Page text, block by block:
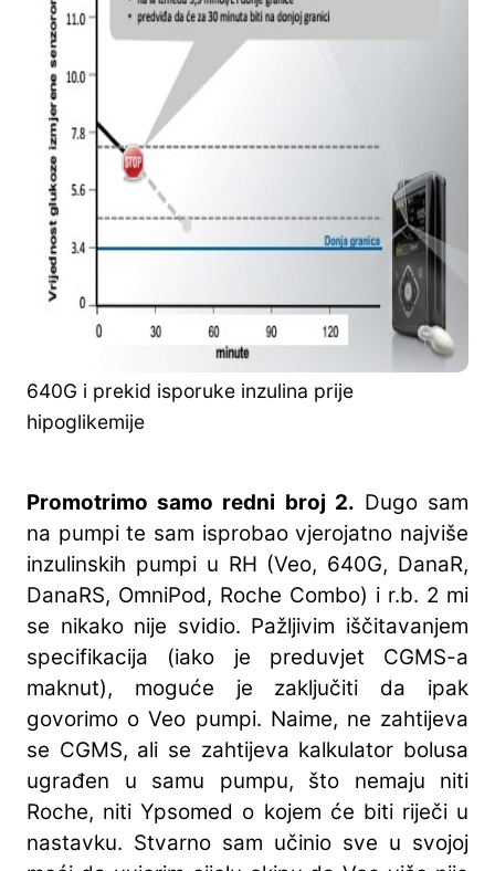
640G i prekid isporuke inzulina prije
hipoglikemije
Promotrimo samo redni broj 2. Dugo sam
na pumpi te sam isprobao vjerojatno najviše
inzulinskih pumpi u RH (Veo, 640G, DanaR,
DanaRS, OmniPod, Roche Combo) i r.b. 2 mi
se nikako nije svidio. Pažljivim iščitavanjem
specifikacija (iako je preduvjet CGMS-a
maknut), moguće je zaključiti da ipak
govorimo o Veo pumpi. Naime, ne zahtijeva
se CGMS, ali se zahtijeva kalkulator bolusa
ugrađen u samu pumpu, što nemaju niti
Roche, niti Ypsomed o kojem će biti riječi u
nastavku. Stvarno sam učinio sve u svojoj